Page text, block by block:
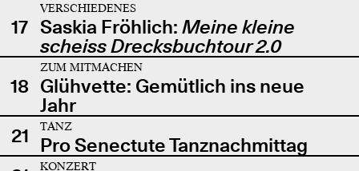
17
VERSCHIEDENES
Saskia Fröhlich: Meine kleine
scheiss Drecksbuchtour 2.0
18
ZUM MITMACHEN
Glühvette: Gemütlich ins neue
Jahr
21
TANZ
Pro Senectute Tanznachmittag
KONZERT